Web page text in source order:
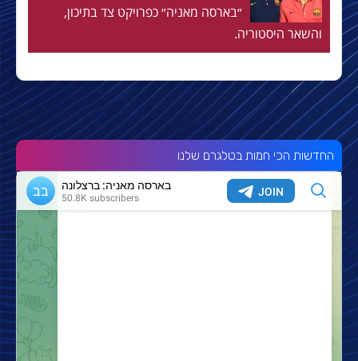
״בארסה מאניה״ כפרויקט צד בתיכון,
והשאר היסטוריה.
החדשות הכי חמות בטלגרם שלנו